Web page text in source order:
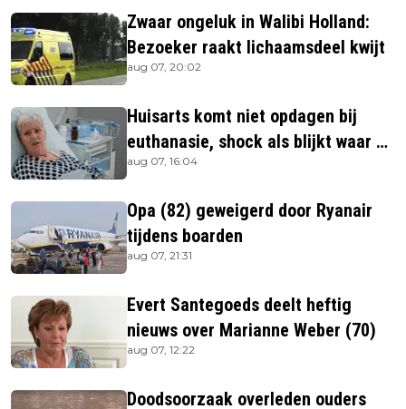
Zwaar ongeluk in Walibi Holland:
Bezoeker raakt lichaamsdeel kwijt
aug 07, 20:02
Huisarts komt niet opdagen bij
euthanasie, shock als blijkt waar ze
is
aug 07, 16:04
Opa (82) geweigerd door Ryanair
tijdens boarden
aug 07, 21:31
Evert Santegoeds deelt heftig
nieuws over Marianne Weber (70)
aug 07, 12:22
Doodsoorzaak overleden ouders